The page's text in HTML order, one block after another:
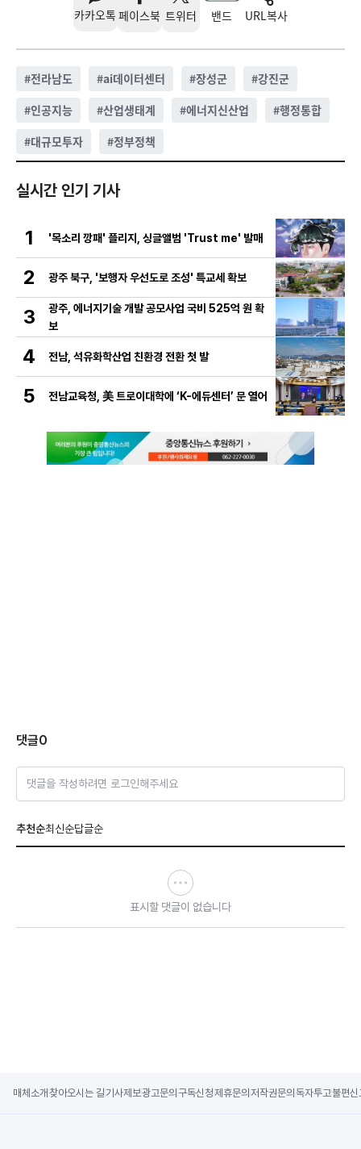
카카오톡 페이스북 트위터 밴드 URL복사
#전라남도 #ai데이터센터 #장성군 #강진군
#인공지능 #산업생태계 #에너지신산업 #행정통합
#대규모투자 #정부정책
실시간 인기 기사
1 '목소리 깡패' 플리지, 싱글앨범 'Trust me' 발매
2 광주 북구, '보행자 우선도로 조성' 특교세 확보
3
광주, 에너지기술 개발 공모사업 국비 525억 원 확
보
4 전남, 석유화학산업 친환경 전환 첫 발
5 전남교육청, 美 트로이대학에 ‘K-에듀센터’ 문 열어
댓글0
댓글을 작성하려면 로그인해주세요
추천순최신순답글순
표시할 댓글이 없습니다
매체소개 찾아오시는 길기사제보광고문의 구독신청제휴문의 저작권문의 독자투고불편신